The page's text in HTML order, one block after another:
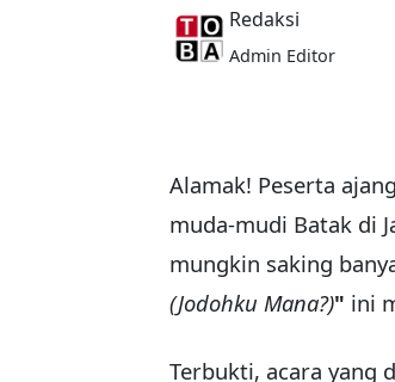
Redaksi
Admin Editor
Alamak! Peserta
muda-mudi Batak di
mungkin saking
(Jodohku Mana?)" ini
Terbukti, acara yang